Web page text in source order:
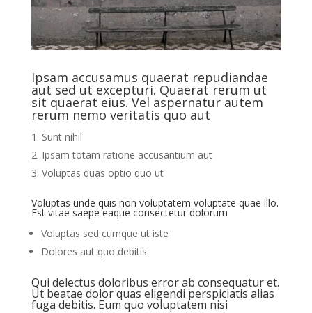
Ipsam accusamus quaerat repudiandae
aut sed ut excepturi. Quaerat rerum ut
sit quaerat eius. Vel aspernatur autem
rerum nemo veritatis quo aut
Sunt nihil
Ipsam totam ratione accusantium aut
Voluptas quas optio quo ut
Voluptas unde quis non voluptatem voluptate quae illo.
Est vitae saepe eaque consectetur dolorum
Voluptas sed cumque ut iste
Dolores aut quo debitis
Qui delectus doloribus error ab consequatur et.
Ut beatae dolor quas eligendi perspiciatis alias
fuga debitis. Eum quo voluptatem nisi